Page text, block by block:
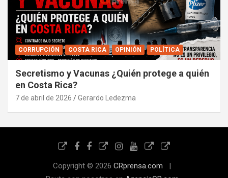
CORRUPCIÓN COSTA RICA OPINIÓN POLÍTICA
Secretismo y Vacunas ¿Quién protege a quién
en Costa Rica?
7 de abril de 2026 Gerardo Ledezma
Copyright © 2026 CRprensa.com